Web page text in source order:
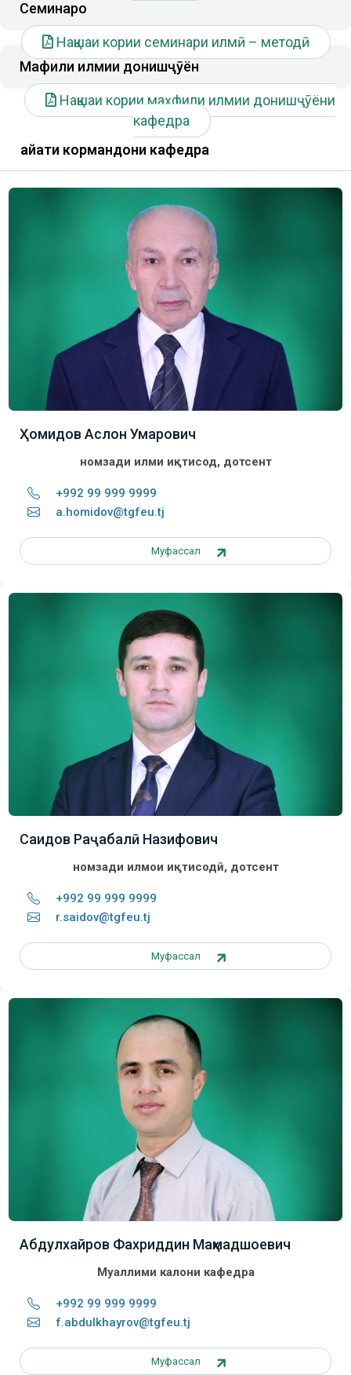
Семинарҳо
Нақшаи кории семинари илмӣ – методӣ
Маҳфили илмии донишҷӯён
Нақшаи кории маҳфили илмии донишҷӯёни
кафедра
Ҳайати кормандони кафедра
Ҳомидов Аслон Умарович
номзади илми иқтисод, дотсент
+992 99 999 9999
a.homidov@tgfeu.tj
Муфассал
Саидов Раҷабалӣ Назифович
номзади илмҳои иқтисодӣ, дотсент
+992 99 999 9999
r.saidov@tgfeu.tj
Муфассал
Абдулхайров Фахриддин Маҳмадшоевич
Муаллими калони кафедра
+992 99 999 9999
f.abdulkhayrov@tgfeu.tj
Муфассал